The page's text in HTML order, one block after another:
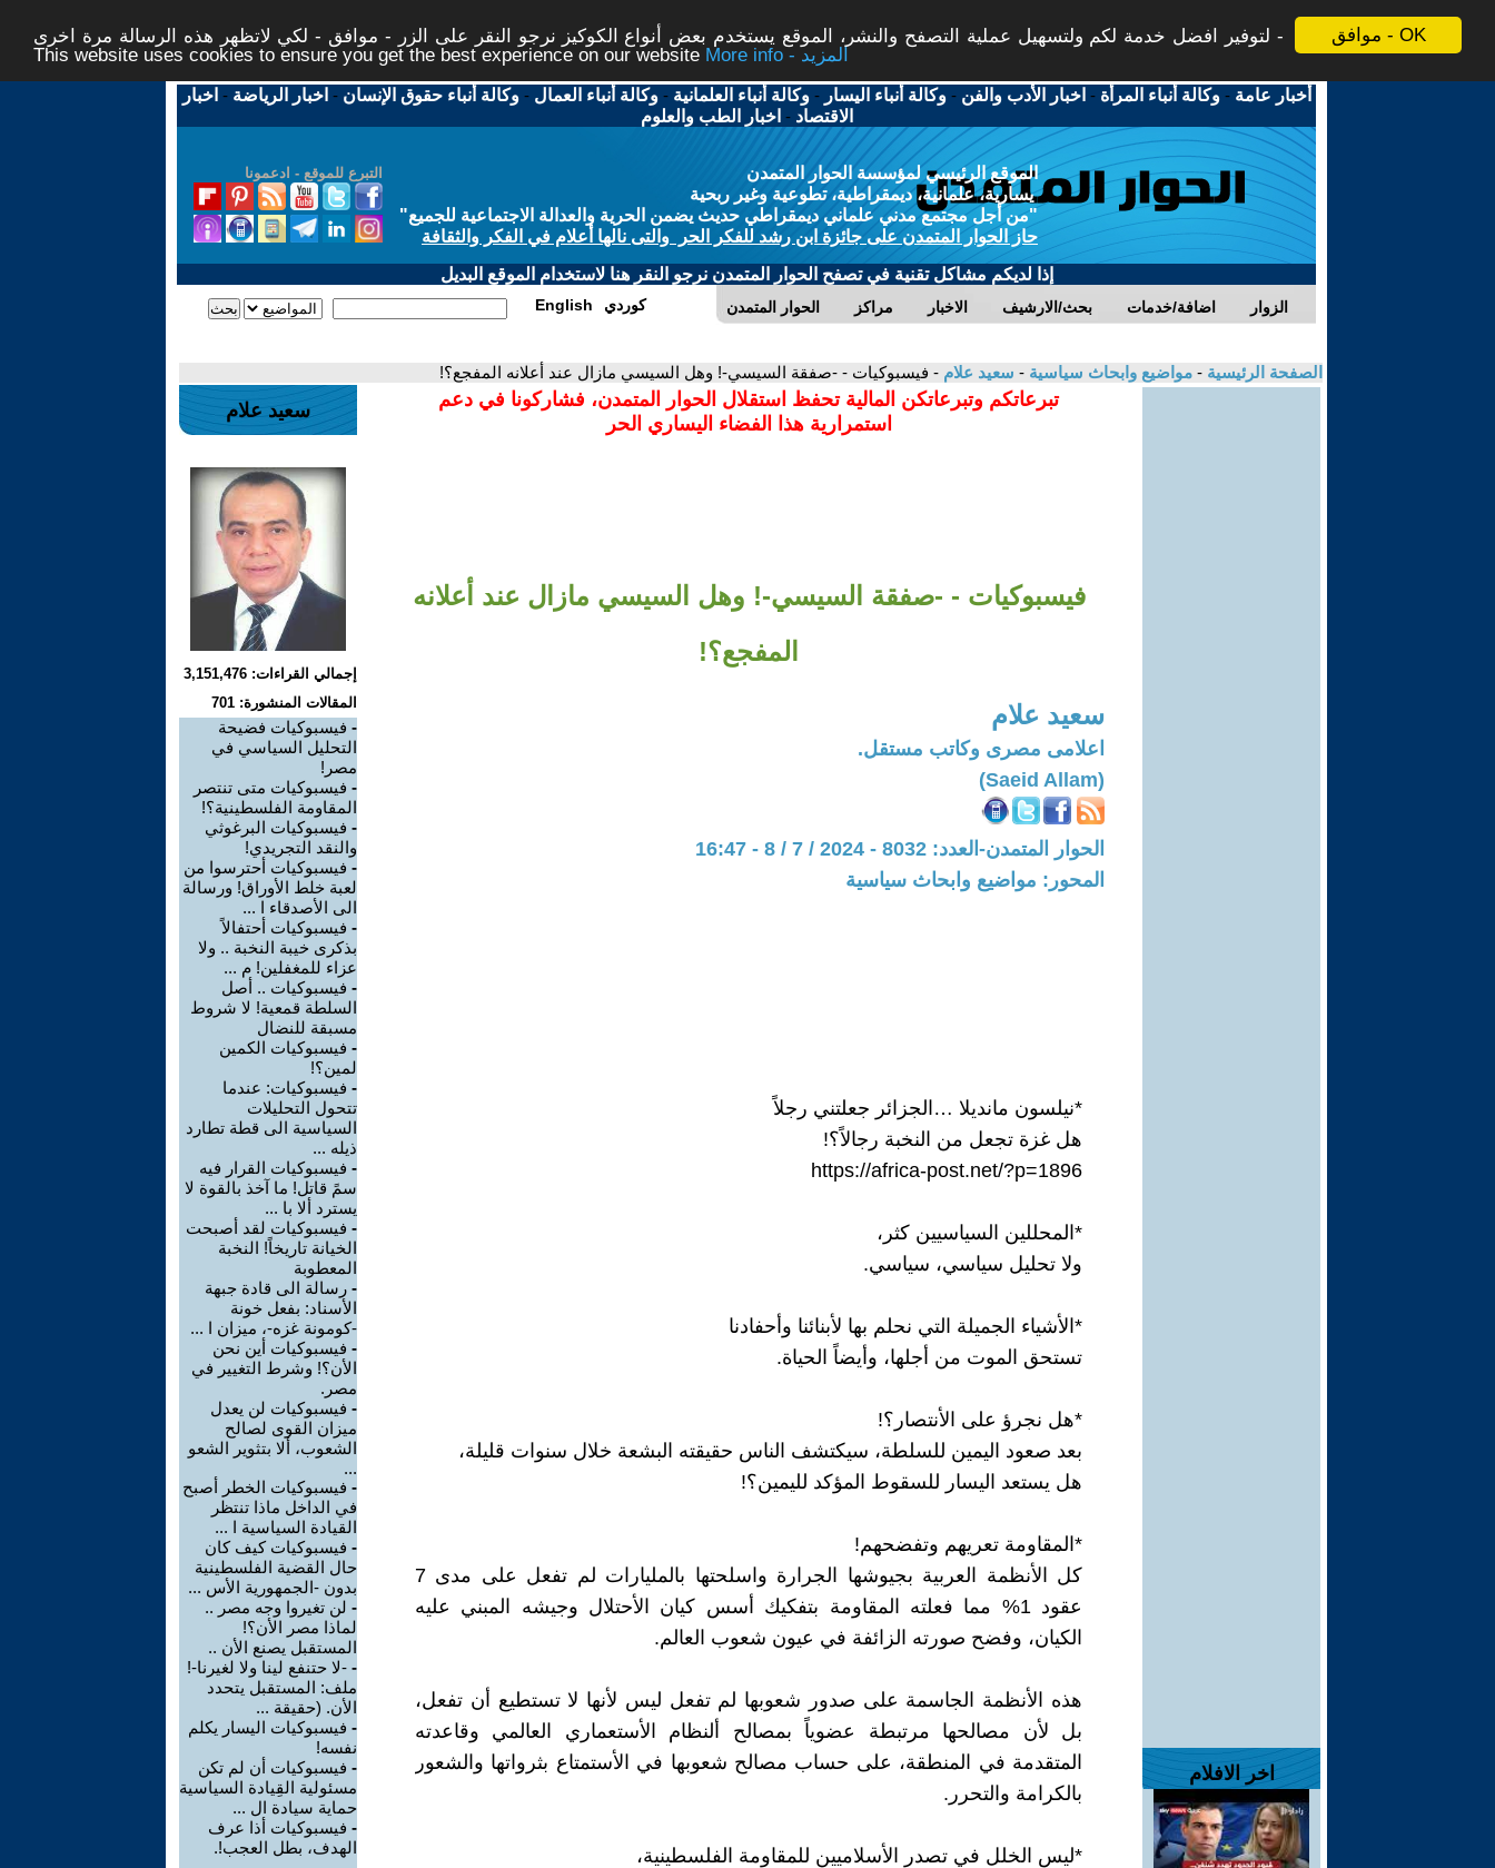
موافق - OK
لتوفير افضل خدمة لكم ولتسهيل عملية التصفح والنشر، الموقع يستخدم بعض أنواع الكوكيز نرجو النقر على الزر - موافق - لكي لاتظهر هذه الرسالة مرة اخرى -
This website uses cookies to ensure you get the best experience on our website
More info - المزيد
أخبار عامة -وكالة أنباء المرأة - اخبار الأدب والفن -وكالة أنباء اليسار -وكالة أنباء العلمانية -وكالة أنباء العمال -وكالة أنباء حقوق الإنسان - اخبار الرياضة - اخبار
الاقتصاد - اخبار الطب والعلوم
التبرع للموقع - ادعمونا
الموقع الرئيسي لمؤسسة الحوار المتمدن
يسارية، علمانية، ديمقراطية، تطوعية وغير ربحية
"من أجل مجتمع مدني علماني ديمقراطي حديث يضمن الحرية والعدالة الاجتماعية للجميع"
حاز الحوار المتمدن على جائزة ابن رشد للفكر الحر والتى نالها أعلام في الفكر والثقافة
إذا لديكم مشاكل تقنية في تصفح الحوار المتمدن نرجو النقر هنا لاستخدام الموقع البديل
الحوار المتمدن مراكز الاخبار بحث/الارشيف اضافة/خدمات الزوار English كوردي
الصفحة الرئيسية - مواضيع وابحاث سياسية - سعيد علام - فيسبوكيات - -صفقة السيسي-! وهل السيسي مازال عند أعلانه المفجع؟!
اخر الافلام
تبرعاتكم وتبرعاتكن المالية تحفظ استقلال الحوار المتمدن، فشاركونا في دعم
استمرارية هذا الفضاء اليساري الحر
فيسبوكيات - -صفقة السيسي-! وهل السيسي مازال عند أعلانه
المفجع؟!
سعيد علام
اعلامى مصرى وكاتب مستقل.
(Saeid Allam)
الحوار المتمدن-العدد: 8032 - 2024 / 7 / 8 - 16:47
المحور: مواضيع وابحاث سياسية
*نيلسون مانديلا …الجزائر جعلتني رجلاً
هل غزة تجعل من النخبة رجالاً؟!
https://africa-post.net/?p=1896
*المحللين السياسيين كثر،
ولا تحليل سياسي، سياسي.
*الأشياء الجميلة التي نحلم بها لأبنائنا وأحفادنا
تستحق الموت من أجلها، وأيضاً الحياة.
*هل نجرؤ على الأنتصار؟!
بعد صعود اليمين للسلطة، سيكتشف الناس حقيقته البشعة خلال سنوات قليلة،
هل يستعد اليسار للسقوط المؤكد لليمين؟!
*المقاومة تعريهم وتفضحهم!
كل الأنظمة العربية بجيوشها الجرارة واسلحتها بالمليارات لم تفعل على مدى 7
عقود 1% مما فعلته المقاومة بتفكيك أسس كيان الأحتلال وجيشه المبني عليه
الكيان، وفضح صورته الزائفة في عيون شعوب العالم.
هذه الأنظمة الجاسمة على صدور شعوبها لم تفعل ليس لأنها لا تستطيع أن تفعل،
بل لأن مصالحها مرتبطة عضوياً بمصالح ألنظام الأستعماري العالمي وقاعدته
المتقدمة في المنطقة، على حساب مصالح شعوبها في الأستمتاع بثرواتها والشعور
بالكرامة والتحرر.
*ليس الخلل في تصدر الأسلاميين للمقاومة الفلسطينية،
سعيد علام
إجمالي القراءات: 3,151,476
المقالات المنشورة: 701
- فيسبوكيات فضيحة
التحليل السياسي في
مصر!
- فيسبوكيات متى تنتصر
المقاومة الفلسطينية؟!
- فيسبوكيات البرغوثي
والنقد التجريدي!
- فيسبوكيات أحترسوا من
لعبة خلط الأوراق! ورسالة
الى الأصدقاء ا ...
- فيسبوكيات أحتفالاً
بذكرى خيبة النخبة .. ولا
عزاء للمغفلين! م ...
- فيسبوكيات .. أصل
السلطة قمعية! لا شروط
مسبقة للنضال
- فيسبوكيات الكمين
لمين؟!
- فيسبوكيات: عندما
تتحول التحليلات
السياسية الى قطة تطارد
ذيله ...
- فيسبوكيات القرار فيه
سمً قاتل! ما آخذ بالقوة لا
يسترد ألا با ...
- فيسبوكيات لقد أصبحت
الخيانة تاريخاً! النخبة
المعطوبة
- رسالة الى قادة جبهة
الأسناد: بفعل خونة
-كومونة غزه-، ميزان ا ...
- فيسبوكيات أين نحن
الأن؟! وشرط التغيير في
مصر.
- فيسبوكيات لن يعدل
ميزان القوى لصالح
الشعوب، ألا بتثوير الشعو
...
- فيسبوكيات الخطر أصبح
في الداخل ماذا تنتظر
القيادة السياسية ا ...
- فيسبوكيات كيف كان
حال القضية الفلسطينية
بدون -الجمهورية الأس ...
- لن تغيروا وجه مصر ..
لماذا مصر الأن؟!
المستقبل يصنع الأن ..
- -لا حتنفع لينا ولا لغيرنا-!
ملف: المستقبل يتحدد
الأن. (حقيقة ...
- فيسبوكيات اليسار يكلم
نفسه!
- فيسبوكيات أن لم تكن
مسئولية القِيادة السياسية
حماية سيادة ال ...
- فيسبوكيات أذا عرف
الهدف، بطل العجب!.